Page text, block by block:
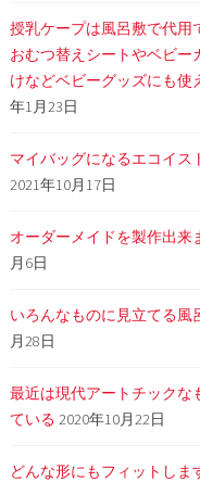
授乳ケープは風呂敷で代用
おむつ替えシートやベビー
けなどベビーグッズにも使
年1月23日
マイバッグになるエコイス
2021年10月17日
オーダーメイドを製作出来
月6日
いろんなものに見立てる風
月28日
最近は現代アートチックな
ている 2020年10月22日
どんな形にもフィットしま